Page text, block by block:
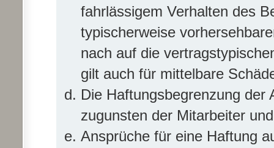
fahrlässigem Verhalten des
typischerweise
nach auf die
gilt auch für mittelbare
Die Haftungsbegrenzung
zugunsten der Mitarbeiter
Ansprüche für eine Haftung